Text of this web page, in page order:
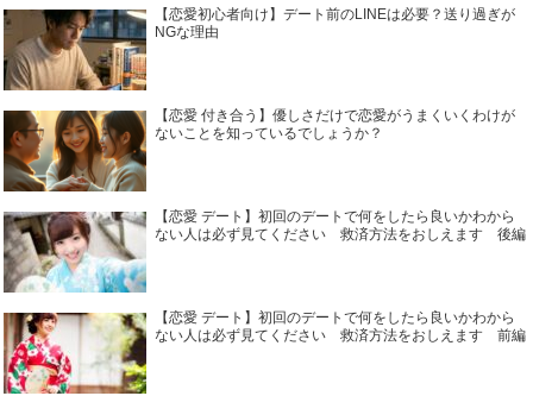
【恋愛初心者向け】デート前のLINEは必要？送り過ぎが
NGな理由
【恋愛 付き合う】優しさだけで恋愛がうまくいくわけが
ないことを知っているでしょうか？
【恋愛 デート】初回のデートで何をしたら良いかわから
ない人は必ず見てください 救済方法をおしえます 後編
【恋愛 デート】初回のデートで何をしたら良いかわから
ない人は必ず見てください 救済方法をおしえます 前編